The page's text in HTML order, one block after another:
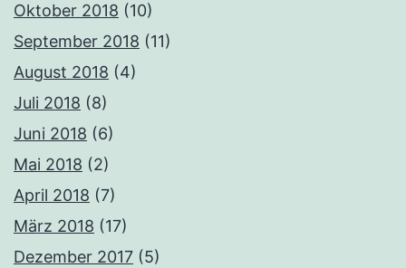
Oktober 2018 (10)
September 2018 (11)
August 2018 (4)
Juli 2018 (8)
Juni 2018 (6)
Mai 2018 (2)
April 2018 (7)
März 2018 (17)
Dezember 2017 (5)